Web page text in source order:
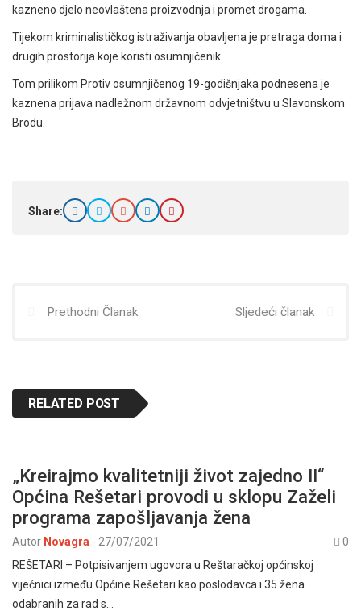
kazneno djelo neovlaštena proizvodnja i promet drogama.
Tijekom kriminalističkog istraživanja obavljena je pretraga doma i
drugih prostorija koje koristi osumnjičenik.
Tom prilikom Protiv osumnjičenog 19-godišnjaka podnesena je
kaznena prijava nadležnom državnom odvjetništvu u Slavonskom
Brodu.
Share:
Prethodni Članak Sljedeći članak
RELATED POST
„Kreirajmo kvalitetniji život zajedno II“
Općina Rešetari provodi u sklopu Zaželi
programa zapošljavanja žena
Autor Novagra - 27/07/2021
0
REŠETARI – Potpisivanjem ugovora u Reštaračkoj općinskoj
vijećnici između Općine Rešetari kao poslodavca i 35 žena
odabranih za rad s…